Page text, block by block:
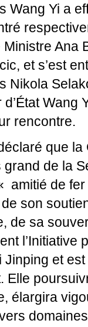
Wang Yi a
Ana
et s’est
Nikola
rencontre.
que la
de la
amitié de
son
de sa
l’Initiative
Jinping et
élargira